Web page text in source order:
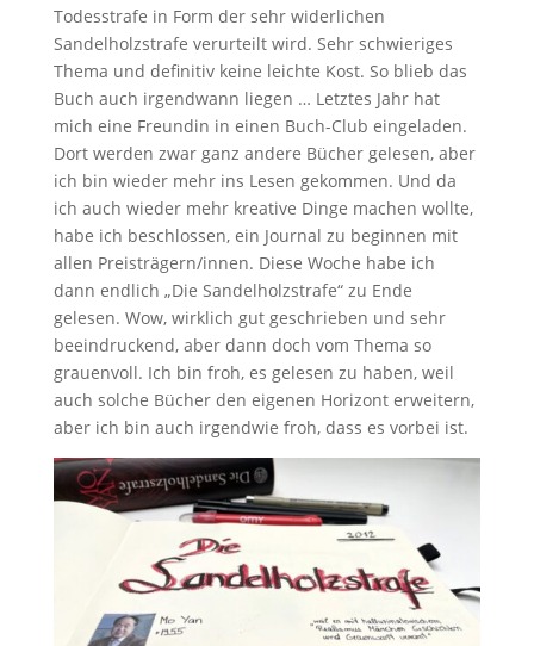
Todesstrafe in Form der sehr widerlichen
Sandelholzstrafe verurteilt wird. Sehr schwieriges
Thema und definitiv keine leichte Kost. So blieb das
Buch auch irgendwann liegen … Letztes Jahr hat
mich eine Freundin in einen Buch-Club eingeladen.
Dort werden zwar ganz andere Bücher gelesen, aber
ich bin wieder mehr ins Lesen gekommen. Und da
ich auch wieder mehr kreative Dinge machen wollte,
habe ich beschlossen, ein Journal zu beginnen mit
allen Preisträgern/innen. Diese Woche habe ich
dann endlich „Die Sandelholzstrafe“ zu Ende
gelesen. Wow, wirklich gut geschrieben und sehr
beeindruckend, aber dann doch vom Thema so
grauenvoll. Ich bin froh, es gelesen zu haben, weil
auch solche Bücher den eigenen Horizont erweitern,
aber ich bin auch irgendwie froh, dass es vorbei ist.